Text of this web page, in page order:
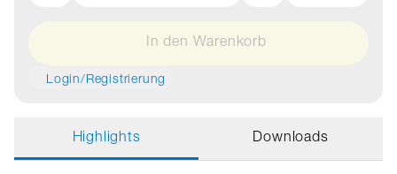
In den Warenkorb
Login/Registrierung
Highlights Downloads